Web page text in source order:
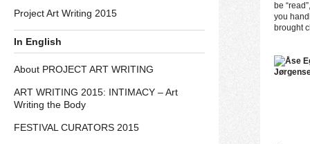
be
you
brought
Project Art Writing 2015
In English
About PROJECT ART WRITING
ART WRITING 2015: INTIMACY – Art
Writing the Body
FESTIVAL CURATORS 2015